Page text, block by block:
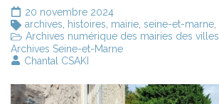
20 novembre 2024
archives
histoires mairie seine-et-marne
Archives numérique des mairies des
Archives Seine-et-Marne
Chantal CSAKI